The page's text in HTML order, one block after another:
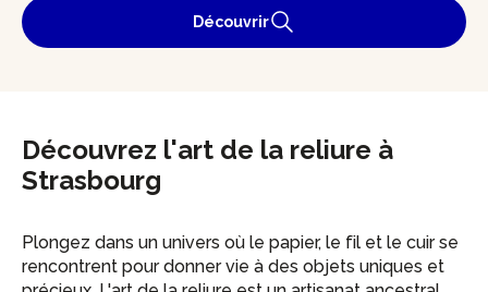
Découvrir
Découvrez l'art de la reliure à
Strasbourg
Plongez dans un univers où le papier, le fil et le cuir se
rencontrent pour donner vie à des objets uniques et